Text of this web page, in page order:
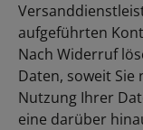
aufgeführten
Nach Widerruf
Daten, soweit
Nutzung Ihrer
eine darüber